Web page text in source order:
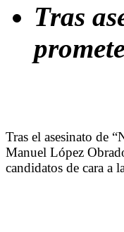
Tras
Tras el asesinato de
Manuel López
candidatos de cara a